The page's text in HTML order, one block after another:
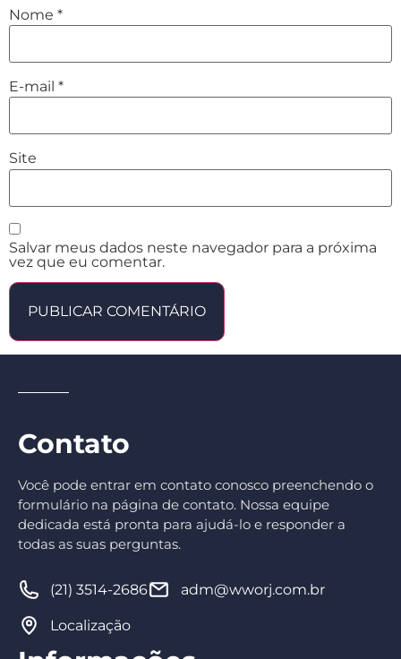
Nome *
E-mail *
Site
Salvar meus dados neste navegador para a próxima
vez que eu comentar.
Contato
Você pode entrar em contato conosco preenchendo o
formulário na página de contato. Nossa equipe
dedicada está pronta para ajudá-lo e responder a
todas as suas perguntas.
(21) 3514-2686 adm@wworj.com.br
Localização